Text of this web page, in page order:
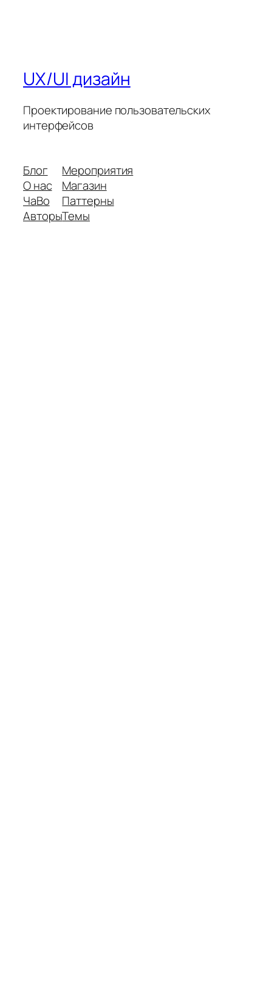
UX/UI дизайн
Проектирование пользовательских
интерфейсов
Блог
О нас
ЧаВо
Авторы
Мероприятия
Магазин
Паттерны
Темы